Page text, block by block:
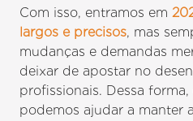
Com isso, entramos em
largos e precisos, mas
mudanças e demandas
deixar de apostar no
profissionais. Dessa
podemos ajudar a manter